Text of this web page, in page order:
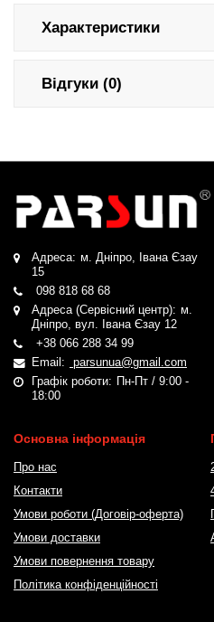
Характеристики
Відгуки (0)
Адреса: м. Дніпро, Івана Єзау
15
098 818 68 68
Адреса (Сервісний центр): м.
Дніпро, вул. Івана Єзау 12
+38 066 288 34 99
Email:
parsunua@gmail.com
Графік роботи:
Пн-Пт / 9:00 -
18:00
Основна інформація
Про нас
Контакти
Умови роботи (Договір-оферта)
Умови доставки
Умови повернення товару
Політика конфіденційності